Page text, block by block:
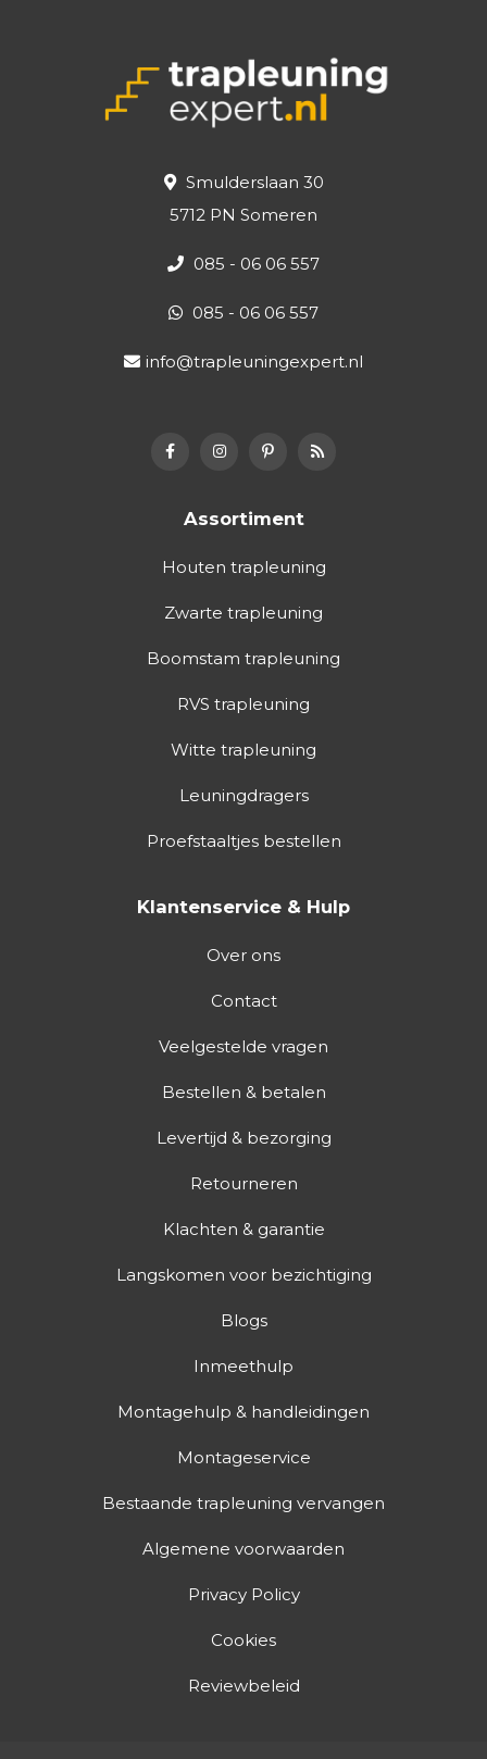
Smulderslaan 30
5712 PN Someren
085 - 06 06 557
085 - 06 06 557
info@trapleuningexpert.nl
Assortiment
Houten trapleuning
Zwarte trapleuning
Boomstam trapleuning
RVS trapleuning
Witte trapleuning
Leuningdragers
Proefstaaltjes bestellen
Klantenservice & Hulp
Over ons
Contact
Veelgestelde vragen
Bestellen & betalen
Levertijd & bezorging
Retourneren
Klachten & garantie
Langskomen voor bezichtiging
Blogs
Inmeethulp
Montagehulp & handleidingen
Montageservice
Bestaande trapleuning vervangen
Algemene voorwaarden
Privacy Policy
Cookies
Reviewbeleid